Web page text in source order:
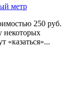
250 руб.
некоторых
«казаться»...